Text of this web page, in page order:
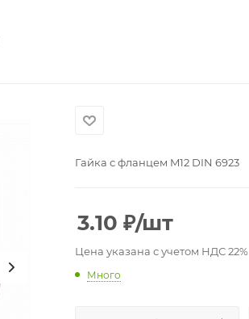
Гайка с фланцем M12 DIN 6923
3.10 ₽/шт
Цена указана с учетом НДС 22%
Много